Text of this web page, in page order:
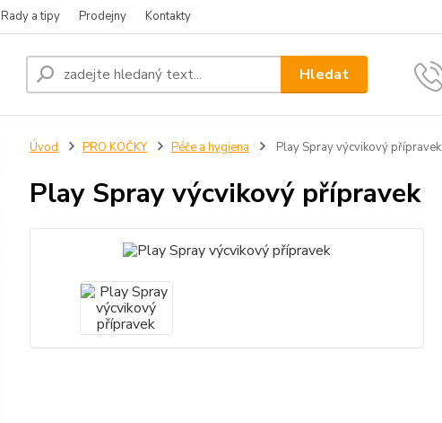
Rady a tipy Prodejny Kontakty
Hledat
Úvod PRO KOČKY Péče a hygiena Play Spray výcvikový přípravek
Play Spray výcvikový přípravek